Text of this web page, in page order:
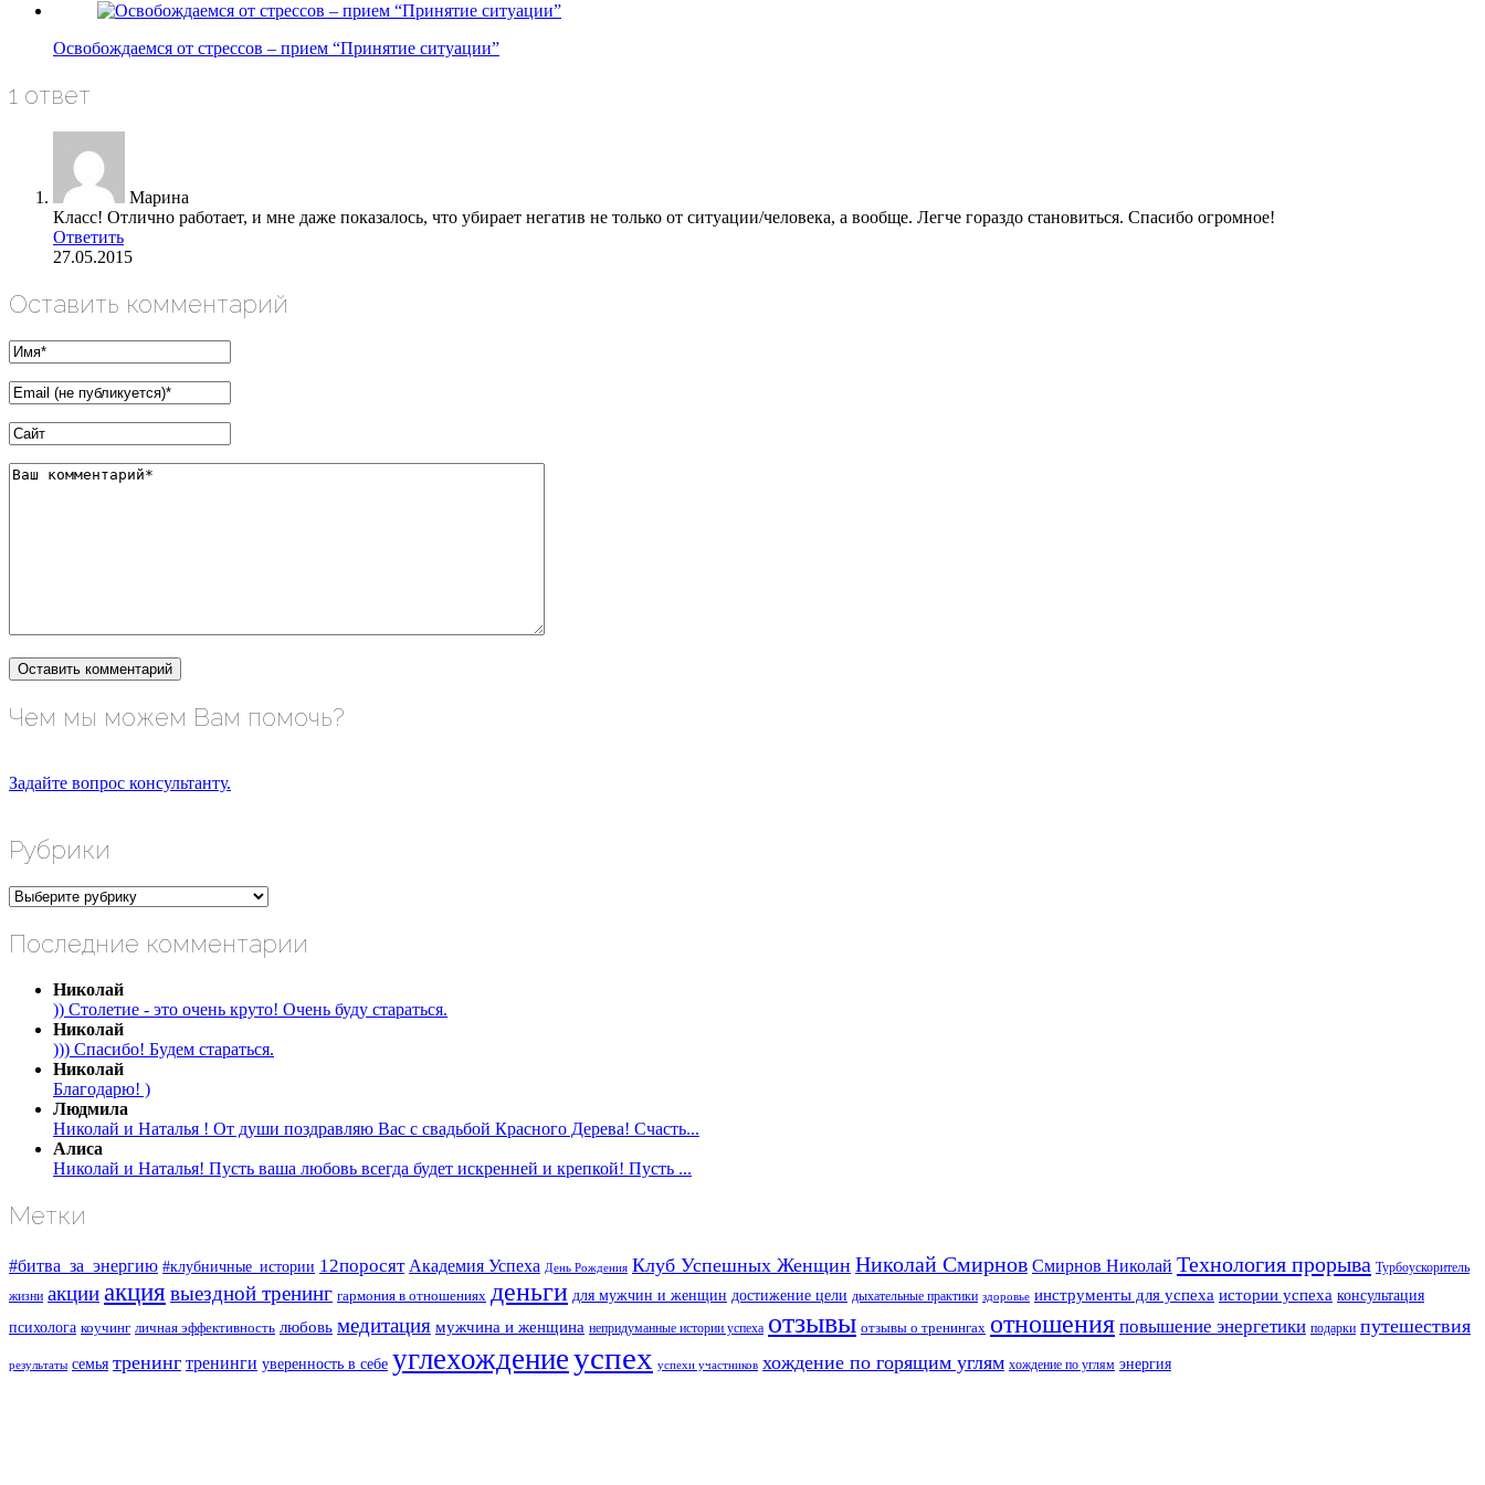
Освобождаемся от стрессов – прием “Принятие ситуации”
1 ответ
Марина
Класс! Отлично работает, и мне даже показалось, что убирает негатив не только от ситуации/человека, а вообще. Легче гораздо становиться. Спасибо огромное!
Ответить
27.05.2015
Оставить комментарий
Чем мы можем Вам помочь?
Задайте вопрос консультанту.
Рубрики
Рубрики
Последние комментарии
Николай
)) Столетие - это очень круто! Очень буду стараться.
Николай
))) Спасибо! Будем стараться.
Николай
Благодарю! )
Людмила
Николай и Наталья ! От души поздравляю Вас с свадьбой Красного Дерева! Счасть...
Алиса
Николай и Наталья! Пусть ваша любовь всегда будет искренней и крепкой! Пусть ...
Метки
#битва_за_энергию #клубничные_истории 12поросят Академия Успеха День Рождения Клуб Успешных Женщин Николай Смирнов Смирнов Николай Технология прорыва Турбоускоритель
жизни акцииакция выездной тренинг гармония в отношениях деньги для мужчин и женщин достижение цели дыхательные практики здоровье инструменты для успеха истории успеха консультация
психолога коучинг личная эффективность любовь медитация мужчина и женщина непридуманные истории успеха отзывы отзывы о тренингах отношения повышение энергетики подарки путешествия
результаты семья тренинг тренинги уверенность в себе углехождениеуспех успехи участников хождение по горящим углям хождение по углям энергия